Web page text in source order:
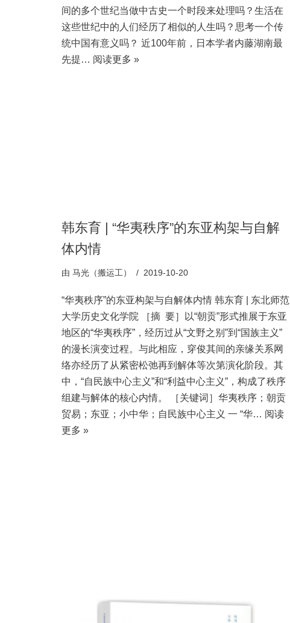
间的多个世纪当做中古史一个时段来处理吗？生活在
这些世纪中的人们经历了相似的人生吗？思考一个传
统中国有意义吗？ 近100年前，日本学者内藤湖南最
先提… 阅读更多 »
韩东育 | “华夷秩序”的东亚构架与自解
体内情
由 马光（搬运工） 2019-10-20
“华夷秩序”的东亚构架与自解体内情 韩东育 | 东北师范
大学历史文化学院 ［摘 要］以“朝贡”形式推展于东亚
地区的“华夷秩序”，经历过从“文野之别”到“国族主义”
的漫长演变过程。与此相应，穿俊其间的亲缘关系网
络亦经历了从紧密松弛再到解体等次第演化阶段。其
中，“自民族中心主义”和“利益中心主义”，构成了秩序
组建与解体的核心内情。 ［关键词］华夷秩序；朝贡
贸易；东亚；小中华；自民族中心主义 一 “华… 阅读
更多 »